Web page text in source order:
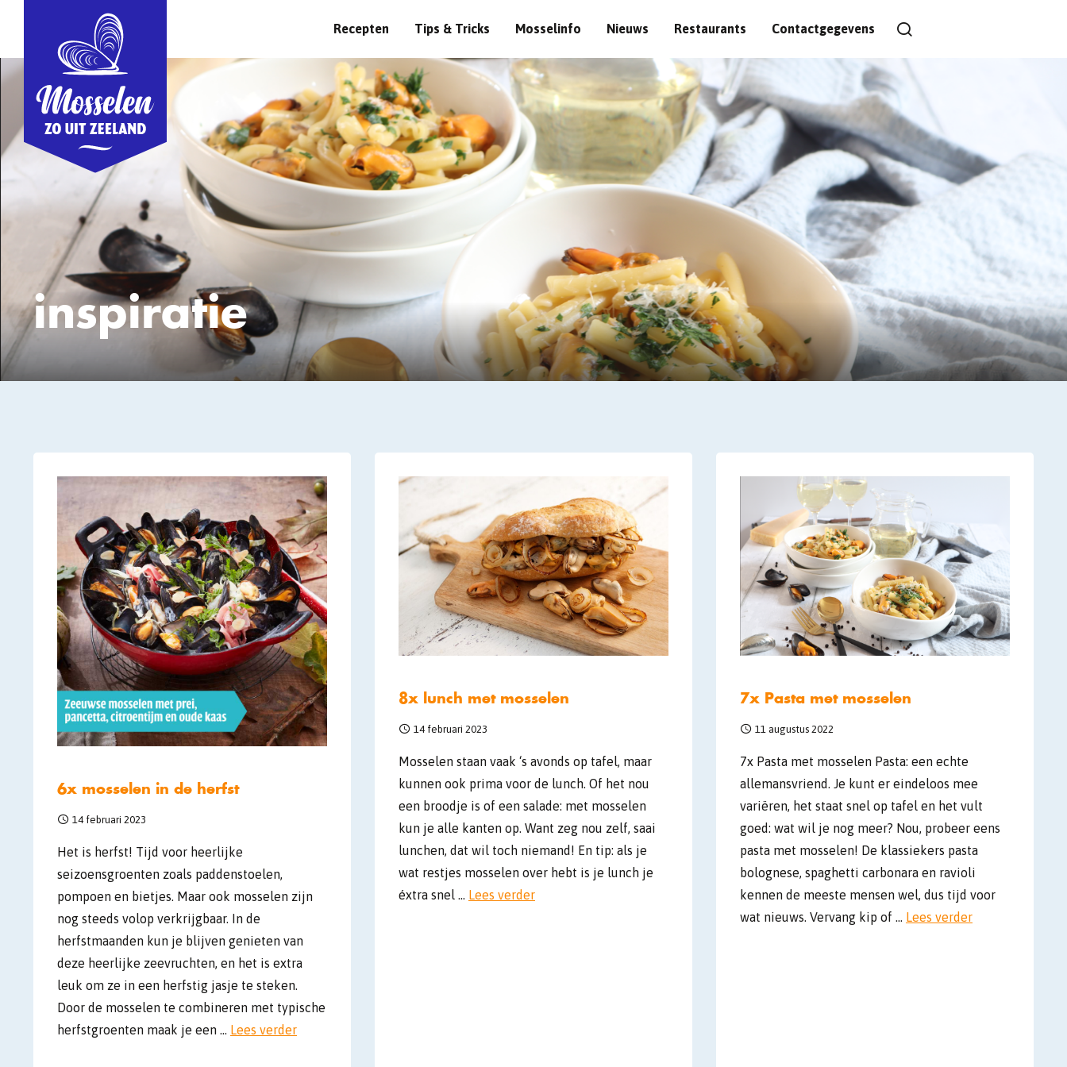
Recepten Tips & Tricks Mosselinfo Nieuws Restaurants Contactgegevens
inspiratie
6x mosselen in de herfst
14 februari 2023
Het is herfst! Tijd voor heerlijke
seizoensgroenten zoals paddenstoelen,
pompoen en bietjes. Maar ook mosselen zijn
nog steeds volop verkrijgbaar. In de
herfstmaanden kun je blijven genieten van
deze heerlijke zeevruchten, en het is extra
leuk om ze in een herfstig jasje te steken.
Door de mosselen te combineren met typische
herfstgroenten maak je een … Lees verder
8x lunch met mosselen
14 februari 2023
Mosselen staan vaak ‘s avonds op tafel, maar
kunnen ook prima voor de lunch. Of het nou
een broodje is of een salade: met mosselen
kun je alle kanten op. Want zeg nou zelf, saai
lunchen, dat wil toch niemand! En tip: als je
wat restjes mosselen over hebt is je lunch je
éxtra snel … Lees verder
7x Pasta met mosselen
11 augustus 2022
7x Pasta met mosselen Pasta: een echte
allemansvriend. Je kunt er eindeloos mee
variëren, het staat snel op tafel en het vult
goed: wat wil je nog meer? Nou, probeer eens
pasta met mosselen! De klassiekers pasta
bolognese, spaghetti carbonara en ravioli
kennen de meeste mensen wel, dus tijd voor
wat nieuws. Vervang kip of … Lees verder